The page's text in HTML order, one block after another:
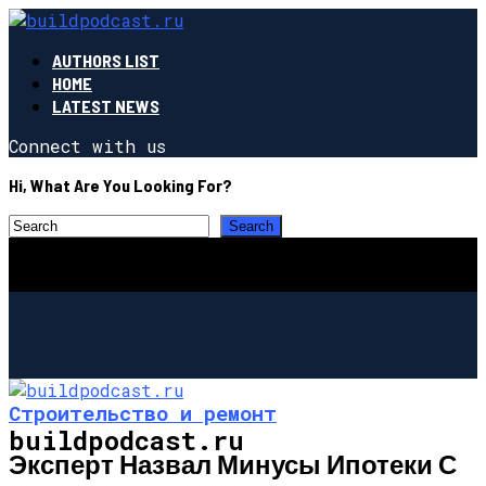
AUTHORS LIST
HOME
LATEST NEWS
Connect with us
Hi, What Are You Looking For?
buildpodcast.ru
Строительство и ремонт
Эксперт Назвал Минусы Ипотеки С